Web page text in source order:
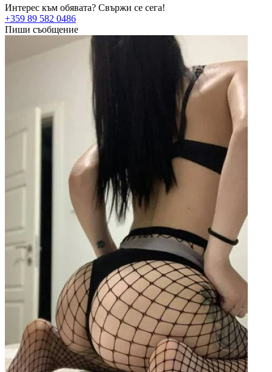
Интерес към обявата? Свържи се сега!
+359 89 582 0486
Пиши съобщение